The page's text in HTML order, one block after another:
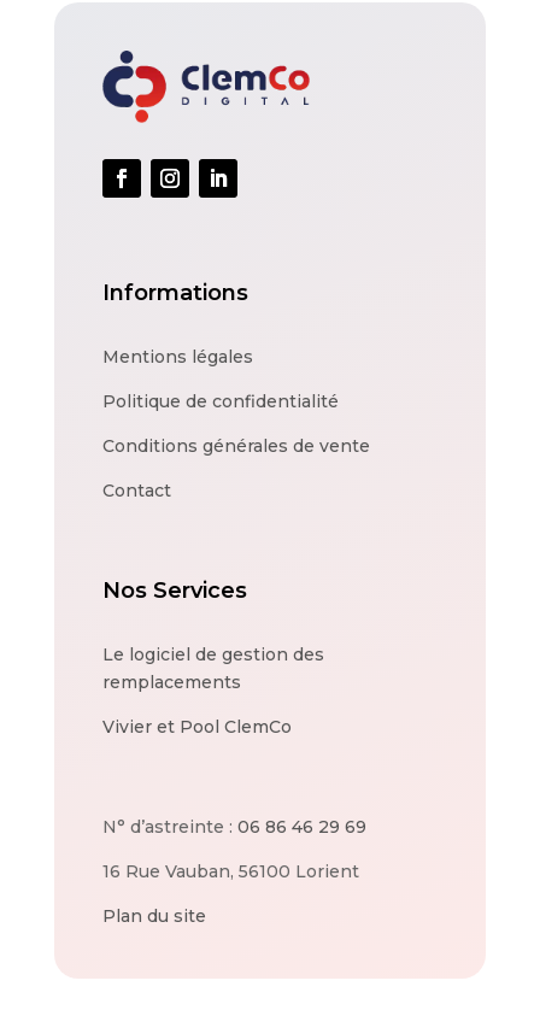
Informations
Mentions légales
Politique de confidentialité
Conditions générales de vente
Contact
Nos Services
Le logiciel de gestion des
remplacements
Vivier et Pool ClemCo
N° d’astreinte : 06 86 46 29 69
16 Rue Vauban, 56100 Lorient
Plan du site